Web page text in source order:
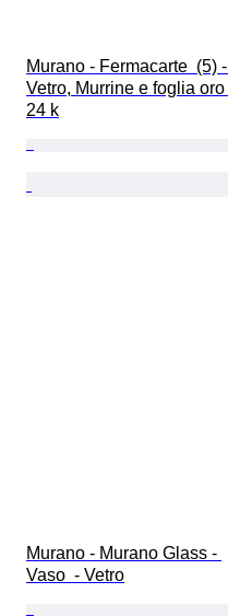
Murano - Fermacarte  (5) -
Vetro, Murrine e foglia oro
24 k
Murano - Murano Glass -
Vaso  - Vetro